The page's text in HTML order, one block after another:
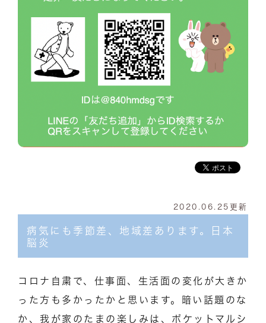
2020.06.25更新
病気にも季節差、地域差あります。日本
脳炎
コロナ自粛で、仕事面、生活面の変化が大きか
った方も多かったかと思います。暗い話題のな
か、我が家のたまの楽しみは、ポケットマルシ